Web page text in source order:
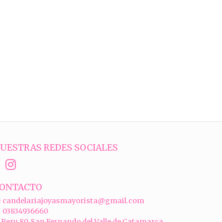
REDES SOCIALES
candelariajoyasmayorista@gmail.com
03834936660